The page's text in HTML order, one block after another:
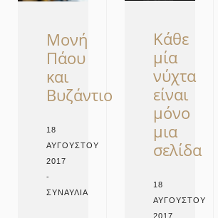
Μονή
Πάου
και
Βυζάντιο
18
ΑΥΓΟΎΣΤΟΥ
2017
-
ΣΥΝΑΥΛΊΑ
Κάθε
μία
νύχτα
είναι
μόνο
μια
σελίδα
18
ΑΥΓΟΎΣΤΟΥ
2017